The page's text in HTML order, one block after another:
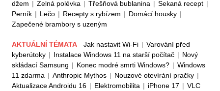
džem | Zelná polévka | Třešňová bublanina | Sekaná recept |
Perník | Lečo | Recepty s rybízem | Domácí housky |
Zapečené brambory s uzeným
AKTUÁLNÍ TÉMATA Jak nastavit Wi-Fi | Varování před
kyberútoky | Instalace Windows 11 na starší počítač | Nový
skládací Samsung | Konec modré smrti Windows? | Windows
11 zdarma | Anthropic Mythos | Nouzové otevírání pračky |
Aktualizace Androidu 16 | Elektromobilita | iPhone 17 | VLC